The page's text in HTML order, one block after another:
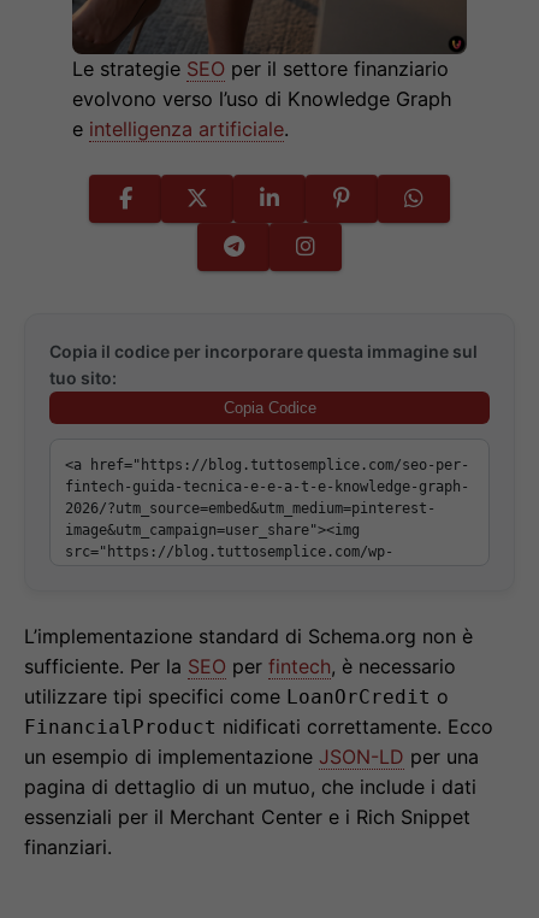
Le strategie SEO per il settore finanziario
evolvono verso l’uso di Knowledge Graph
e intelligenza artificiale.
Copia il codice per incorporare questa immagine sul
tuo sito:
Copia Codice
L’implementazione standard di Schema.org non è
sufficiente. Per la SEO per fintech, è necessario
utilizzare tipi specifici come LoanOrCredit o
FinancialProduct nidificati correttamente. Ecco
un esempio di implementazione JSON-LD per una
pagina di dettaglio di un mutuo, che include i dati
essenziali per il Merchant Center e i Rich Snippet
finanziari.